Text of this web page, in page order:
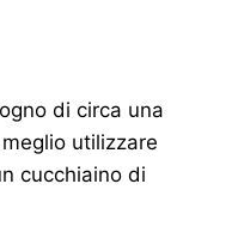
di circa una
utilizzare
cucchiaino di